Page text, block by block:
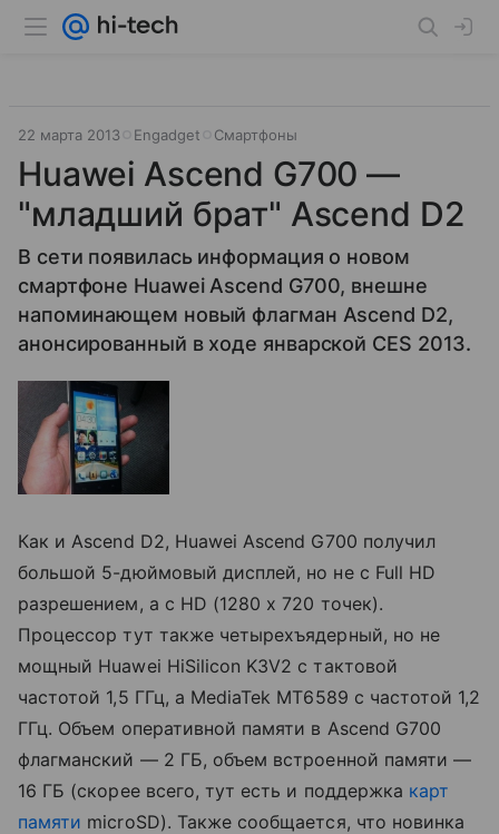
22 марта 2013 Engadget Смартфоны
Huawei Ascend G700 —
"младший брат" Ascend D2
В сети появилась информация о новом
смартфоне Huawei Ascend G700, внешне
напоминающем новый флагман Ascend D2,
анонсированный в ходе январской CES 2013.
Как и Ascend D2, Huawei Ascend G700 получил
большой 5-дюймовый дисплей, но не с Full HD
разрешением, а с HD (1280 x 720 точек).
Процессор тут также четырехъядерный, но не
мощный Huawei HiSilicon K3V2 с тактовой
частотой 1,5 ГГц, а MediaTek MT6589 с частотой 1,2
ГГц. Объем оперативной памяти в Ascend G700
флагманский — 2 ГБ, объем встроенной памяти —
16 ГБ (скорее всего, тут есть и поддержка карт
памяти microSD). Также сообщается, что новинка